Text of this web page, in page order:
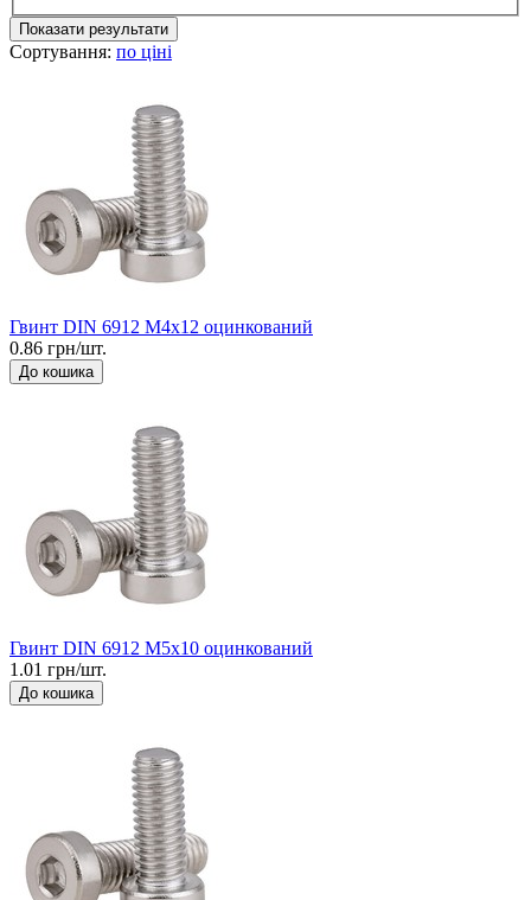
Показати результати
Сортування: по ціні
Гвинт DIN 6912 М4x12 оцинкований
0.86 грн/шт.
До кошика
Гвинт DIN 6912 М5x10 оцинкований
1.01 грн/шт.
До кошика